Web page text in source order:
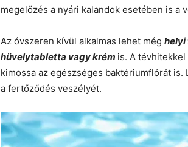
megelőzés a nyári kalandok esetében is a
Az óvszeren kívül alkalmas lehet még helyi
hüvelytabletta vagy krém is. A
kimossa az egészséges baktériumflórát
a fertőződés veszélyét.